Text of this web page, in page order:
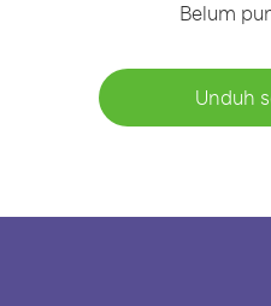
Belum
Unduh